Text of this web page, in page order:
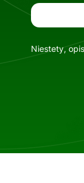
Niestety,